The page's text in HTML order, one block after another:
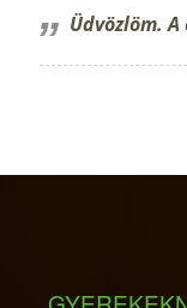
Üdvözlöm.